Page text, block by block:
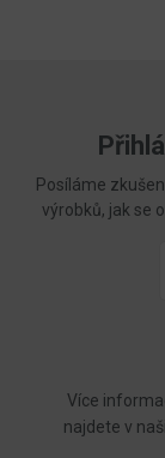
Posíláme
výrobků, jak se
Více
najdete v